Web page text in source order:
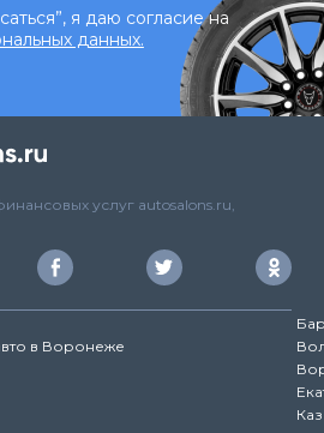
я даю согласие на
данных.
услуг autosalons.ru,
в Воронеже